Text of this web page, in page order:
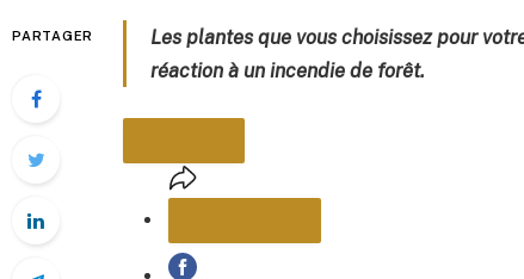
PARTAGER
Les plantes que vous choisissez pour
réaction à un incendie de forêt.
PARTAGER